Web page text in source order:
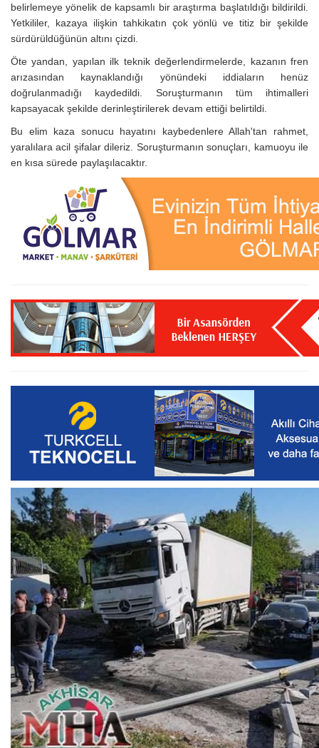
belirlemeye yönelik de kapsamlı bir araştırma başlatıldığı bildirildi.
Yetkililer, kazaya ilişkin tahkikatın çok yönlü ve titiz bir şekilde
sürdürüldüğünün altını çizdi.
Öte yandan, yapılan ilk teknik değerlendirmelerde, kazanın fren
arızasından kaynaklandığı yönündeki iddiaların henüz
doğrulanmadığı kaydedildi. Soruşturmanın tüm ihtimalleri
kapsayacak şekilde derinleştirilerek devam ettiği belirtildi.
Bu elim kaza sonucu hayatını kaybedenlere Allah'tan rahmet,
yaralılara acil şifalar dileriz. Soruşturmanın sonuçları, kamuoyu ile
en kısa sürede paylaşılacaktır.